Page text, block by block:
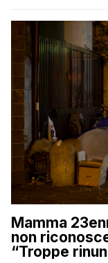
Mamma
non
“Troppe